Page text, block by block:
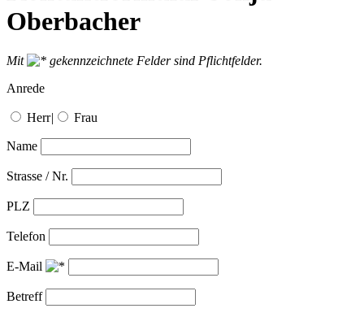
Oberbacher
Mit
gekennzeichnete Felder sind Pflichtfelder.
Anrede
Herr| Frau
Name
Strasse / Nr.
PLZ
Telefon
E-Mail
Betreff